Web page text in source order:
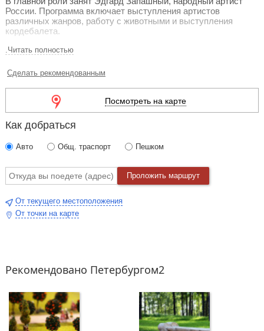
России. Программа включает выступления артистов
различных жанров, работу с животными и выступления
кордебалета.
Художественное оформление характеризуется
Сюжет сохраняет основную фабулу оригинальной сказки,
демонстрируя трансформацию персонажей под влиянием
исполнения желаний.
Спектакль рассчитан на семейный просмотр и завершается
масштабной финальной сценой.
.Читать полностью
Сделать рекомендованным
Посмотреть на карте
Как добраться
Авто Общ. траспорт Пешком
Проложить маршрут
От текущего местоположения
От точки на карте
Рекомендовано Петербургом2